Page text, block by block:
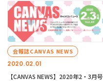
2020.02.01
会報誌CANVAS NEWS
【CANVAS NEWS】2020年2・3月号